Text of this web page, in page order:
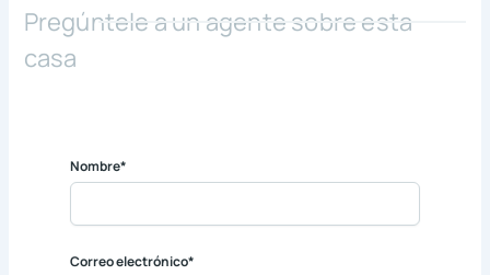
Pregúntele a un agente sobre esta
casa
Nombre*
Correo electrónico*